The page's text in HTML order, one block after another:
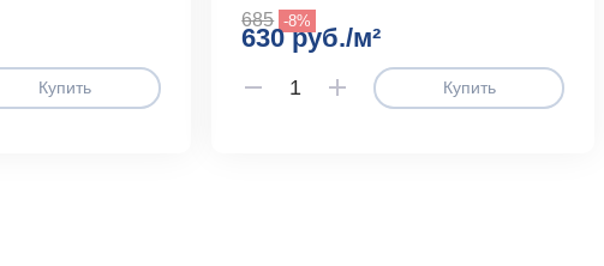
Купить
685 -8%
630 руб./м²
Купить